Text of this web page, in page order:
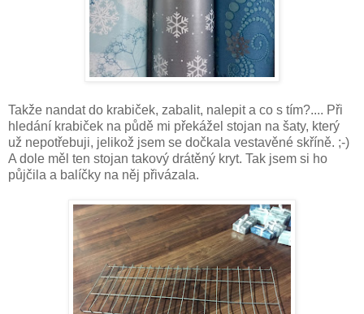
Takže nandat do krabiček, zabalit, nalepit a co s tím?.... Při
hledání krabiček na půdě mi překážel stojan na šaty, který
už nepotřebuji, jelikož jsem se dočkala vestavěné skříně. ;-)
A dole měl ten stojan takový drátěný kryt. Tak jsem si ho
půjčila a balíčky na něj přivázala.